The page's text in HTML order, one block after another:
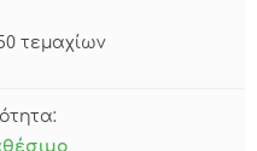
τεμαχίων